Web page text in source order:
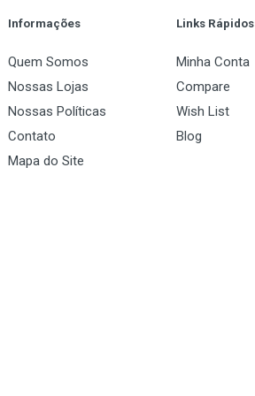
Email Address
Informações
Quem Somos
Nossas Lojas
Nossas Políticas
Contato
Mapa do Site
Links Rápidos
Minha Conta
Compare
Wish List
Blog